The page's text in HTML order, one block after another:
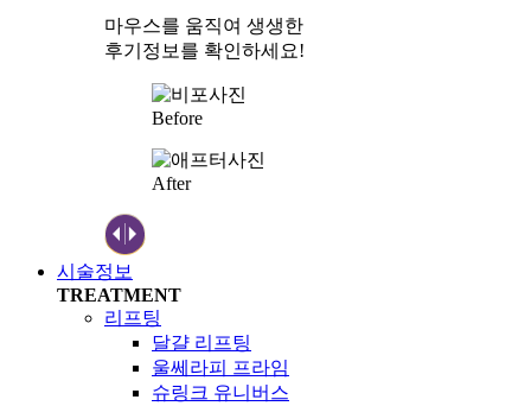
마우스를 움직여 생생한
후기정보를 확인하세요!
Before
After
시술정보
TREATMENT
리프팅
달걀 리프팅
울쎄라피 프라임
슈링크 유니버스